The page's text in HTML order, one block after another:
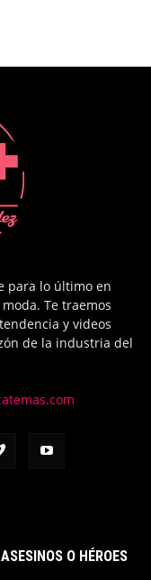
para lo último en
Te traemos
y videos
de la industria del
O HÉROES